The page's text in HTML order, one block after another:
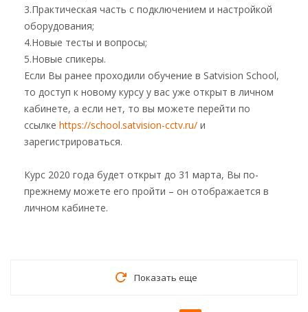
3.Практическая часть с подключением и настройкой
оборудования;
4.Новые тесты и вопросы;
5.Новые спикеры.
Если Вы ранее проходили обучение в Satvision School,
то доступ к новому курсу у вас уже открыт в личном
кабинете, а если нет, то вы можете перейти по
ссылке https://school.satvision-cctv.ru/ и
зарегистрироваться.
Курс 2020 года будет открыт до 31 марта, Вы по-
прежнему можете его пройти – он отображается в
личном кабинете.
Показать еще